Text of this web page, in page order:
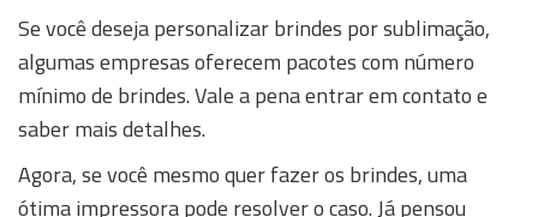
Se você deseja personalizar brindes por sublimação,
algumas empresas oferecem pacotes com número
mínimo de brindes. Vale a pena entrar em contato e
saber mais detalhes.
Agora, se você mesmo quer fazer os brindes, uma
ótima impressora pode resolver o caso. Já pensou